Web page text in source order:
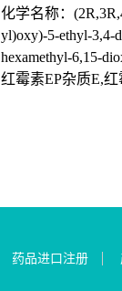
化学名称：
yl)oxy)-5-ethyl-3,4-
hexamethyl-6,15-
红霉素EP杂质E,
药品进口注册